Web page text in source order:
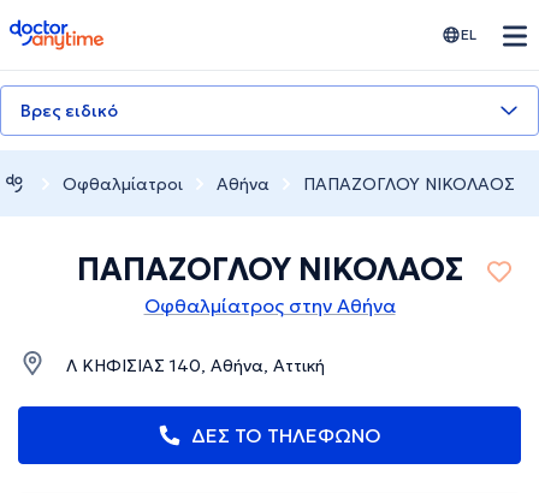
doctoranytime EL
Βρες ειδικό
Οφθαλμίατροι Αθήνα ΠΑΠΑΖΟΓΛΟΥ ΝΙΚΟΛΑΟΣ
ΠΑΠΑΖΟΓΛΟΥ ΝΙΚΟΛΑΟΣ
Οφθαλμίατρος στην Αθήνα
Λ ΚΗΦΙΣΙΑΣ 140, Αθήνα, Αττική
ΔΕΣ ΤΟ ΤΗΛΕΦΩΝΟ